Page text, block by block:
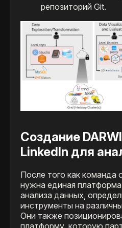
репозиторий Git.
Создание
LinkedIn для
После того как команда
нужна единая
анализа данных,
инструменты на
Они также